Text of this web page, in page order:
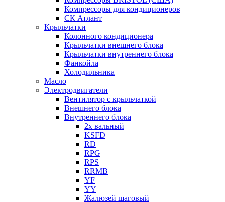
Компрессоры для кондиционеров
СК Атлант
Крыльчатки
Колонного кондиционера
Крыльчатки внешнего блока
Крыльчатки внутреннего блока
Фанкойла
Холодильника
Масло
Электродвигатели
Вентилятор с крыльчаткой
Внешнего блока
Внутреннего блока
2х вальный
KSFD
RD
RPG
RPS
RRMB
YF
YY
Жалюзей шаговый